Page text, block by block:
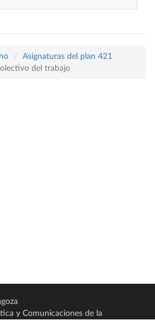
Asignaturas del plan 421
del trabajo
y Comunicaciones de la